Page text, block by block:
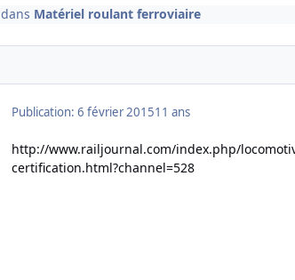
dans Matériel roulant ferroviaire
Publication: 6 février 201511 ans
http://www.railjournal.com/index.php/
certification.html?channel=528